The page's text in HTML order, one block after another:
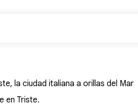
la ciudad italiana a orillas del Mar
en Triste.